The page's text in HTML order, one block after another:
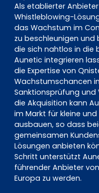
Als etablierter Anbieter
Whistleblowing-
das Wachstum im
zu beschleunigen und
die sich nahtlos in die
Aunetic integrieren
die Expertise von
Wachstumschancen
Sanktionsprüfung
die Akquisition kann
im Markt für kleine
ausbauen, so dass
gemeinsamen
Lösungen anbieten
Schritt unterstützt
führender Anbieter
Europa zu werden.